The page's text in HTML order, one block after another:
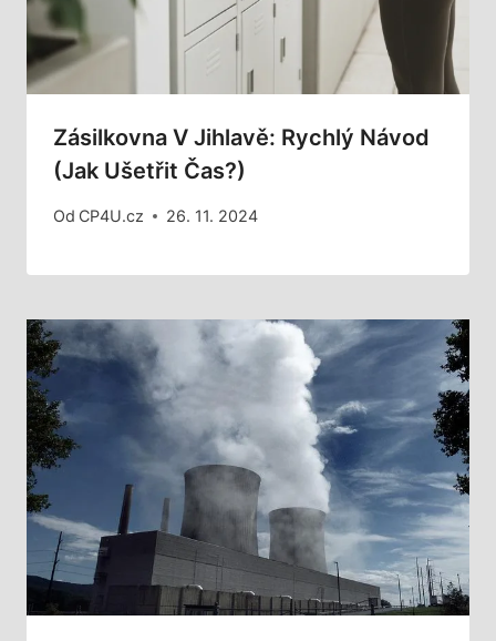
Zásilkovna V Jihlavě: Rychlý Návod
(Jak Ušetřit Čas?)
Od CP4U.cz 26. 11. 2024